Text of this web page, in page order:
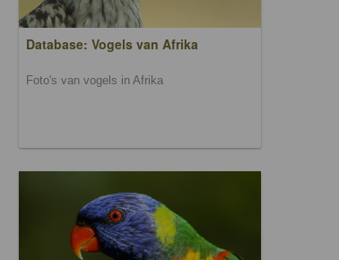
Database: Vogels van Afrika
Foto's van vogels in Afrika